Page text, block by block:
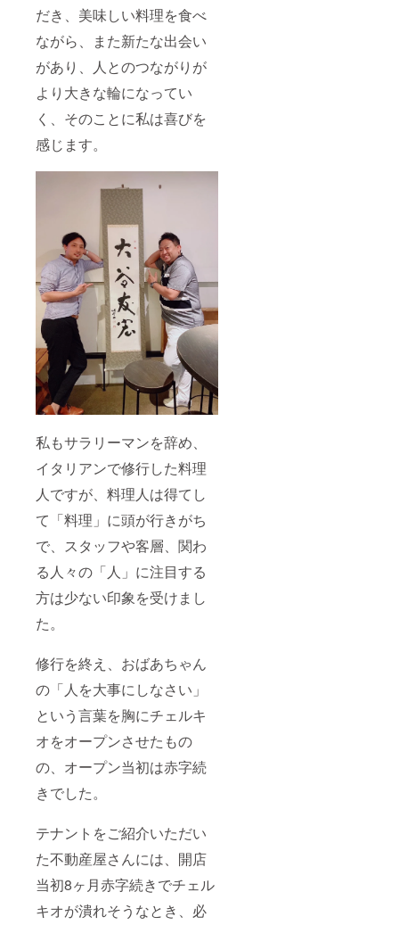
だき、美味しい料理を食べ
ながら、また新たな出会い
があり、人とのつながりが
より大きな輪になってい
く、そのことに私は喜びを
感じます。
私もサラリーマンを辞め、
イタリアンで修行した料理
人ですが、料理人は得てし
て「料理」に頭が行きがち
で、スタッフや客層、関わ
る人々の「人」に注目する
方は少ない印象を受けまし
た。
修行を終え、おばあちゃん
の「人を大事にしなさい」
という言葉を胸にチェルキ
オをオープンさせたもの
の、オープン当初は赤字続
きでした。
テナントをご紹介いただい
た不動産屋さんには、開店
当初8ヶ月赤字続きでチェル
キオが潰れそうなとき、必